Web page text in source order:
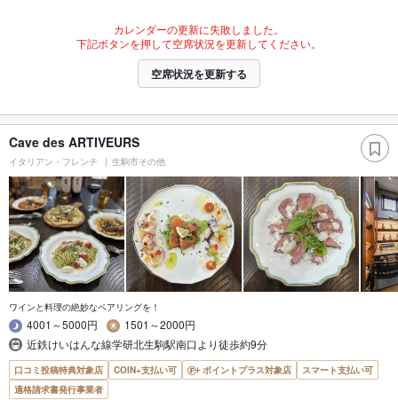
カレンダーの更新に失敗しました。
下記ボタンを押して空席状況を更新してください。
空席状況を更新する
Cave des ARTIVEURS
イタリアン・フレンチ 生駒市その他
ワインと料理の絶妙なペアリングを！
4001～5000円
1501～2000円
近鉄けいはんな線学研北生駒駅南口より徒歩約9分
口コミ投稿特典対象店 COIN+支払い可 ポイントプラス対象店
スマート支払い可
適格請求書発行事業者